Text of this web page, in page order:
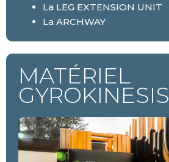
La LEG EXTENSION UNIT
La ARCHWAY
MATÉRIEL
GYROKINESIS